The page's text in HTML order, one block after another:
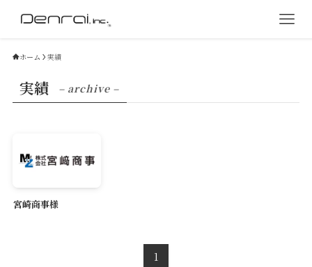
ホーム 実績
実績 – archive –
宮崎商事様
1